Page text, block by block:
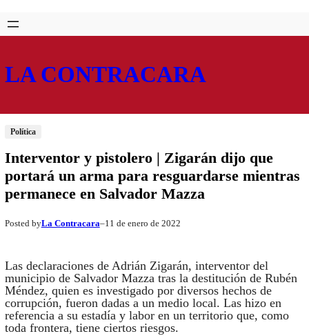
Saltar
al
Skip
to
LA CONTRACARA
Política
Interventor y pistolero | Zigarán dijo que
portará un arma para resguardarse mientras
permanece en Salvador Mazza
Posted byLa Contracara–11 de enero de 2022
Las declaraciones de Adrián Zigarán, interventor del
municipio de Salvador Mazza tras la destitución de Rubén
Méndez, quien es investigado por diversos hechos de
corrupción, fueron dadas a un medio local. Las hizo en
referencia a su estadía y labor en un territorio que, como
toda frontera, tiene ciertos riesgos.